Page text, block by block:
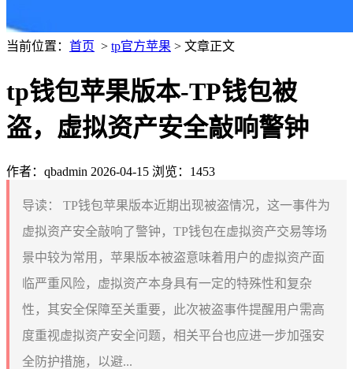
当前位置： 首页 > tp官方苹果 > 文章正文
tp钱包苹果版本-TP钱包被
盗，虚拟资产安全敲响警钟
作者：qbadmin 2026-04-15 浏览：1453
导读：
TP钱包苹果版本近期出现被盗情况，这一事件为
虚拟资产安全敲响了警钟，TP钱包在虚拟资产交易等场
景中较为常用，苹果版本被盗意味着用户的虚拟资产面
临严重风险，虚拟资产本身具有一定的特殊性和复杂
性，其安全保障至关重要，此次被盗事件提醒用户需高
度重视虚拟资产安全问题，相关平台也应进一步加强安
全防护措施，以避...